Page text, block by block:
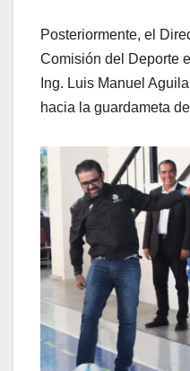
Posteriormente, el
Comisión del Deporte
Ing. Luis Manuel
hacia la guardameta